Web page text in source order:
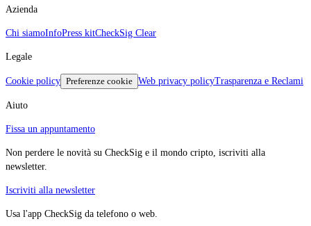
Azienda
Chi siamoInfoPress kitCheckSig Clear
Legale
Cookie policy Preferenze cookie Web privacy policyTrasparenza e Reclami
Aiuto
Fissa un appuntamento
Non perdere le novità su CheckSig e il mondo cripto, iscriviti alla
newsletter.
Iscriviti alla newsletter
Usa l'app CheckSig da telefono o web.